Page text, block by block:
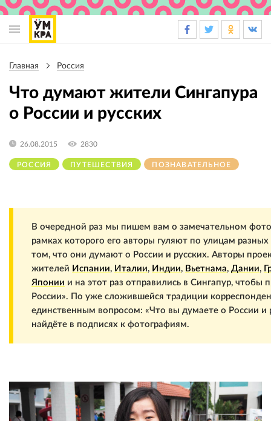
навигации
Главная Россия
Что думают жители Сингапура
о России и русских
РОССИЯ ПУТЕШЕСТВИЯ ПОЗНАВАТЕЛЬНОЕ
26.08.2015 2830
В очередной раз мы пишем вам о замечательном
рамках которого его авторы гуляют по улицам
том, что они думают о России и русских. Авторы
жителей Испании, Италии, Индии, Вьетнама, Дании,
Японии и на этот раз отправились в Сингапур,
России». По уже сложившейся традиции
единственным вопросом: «Что вы думаете о России и
найдёте в подписях к фотографиям.